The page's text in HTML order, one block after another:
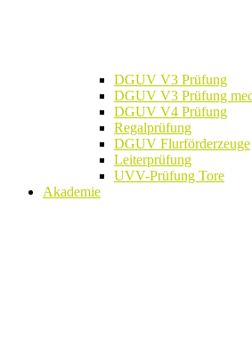
DGUV V3 Prüfung
DGUV V3 Prüfung
DGUV V4 Prüfung
Regalprüfung
DGUV Flurförderzeuge
Leiterprüfung
UVV-Prüfung Tore
Akademie